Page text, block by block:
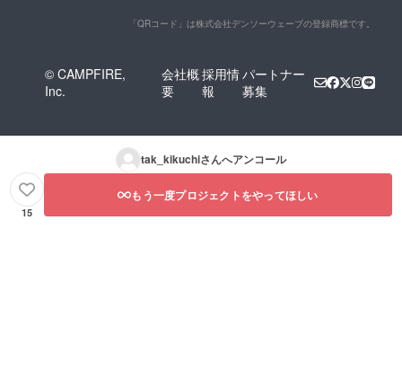
「QRコード」は株式会社デンソーウェーブの登録商標です。
© CAMPFIRE,
Inc.
会社概
要
採用情
報
パートナー
募集
tak_kikuchiさんへアンコール
15
もう一度プロジェクトをやってほしい